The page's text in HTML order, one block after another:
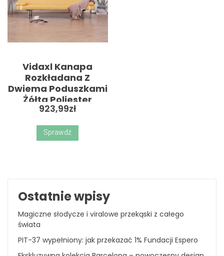
Vidaxl Kanapa
Rozkładana Z
Dwiema Poduszkami
Żółta Poliester
923,99zł
Sprawdź
Ostatnie wpisy
Magiczne słodycze i viralowe przekąski z całego
świata
PIT-37 wypełniony: jak przekazać 1% Fundacji Espero